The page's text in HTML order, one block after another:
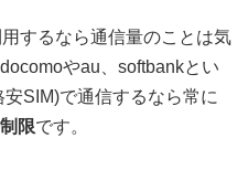
するなら通信量のことは気
やau、softbankとい
SIM)で通信するなら常に
限です。